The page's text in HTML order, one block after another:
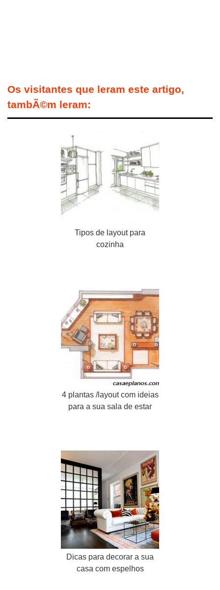
Os visitantes que leram este artigo,
tambÃ©m leram:
Tipos de layout para
cozinha
4 plantas /layout com ideias
para a sua sala de estar
Dicas para decorar a sua
casa com espelhos